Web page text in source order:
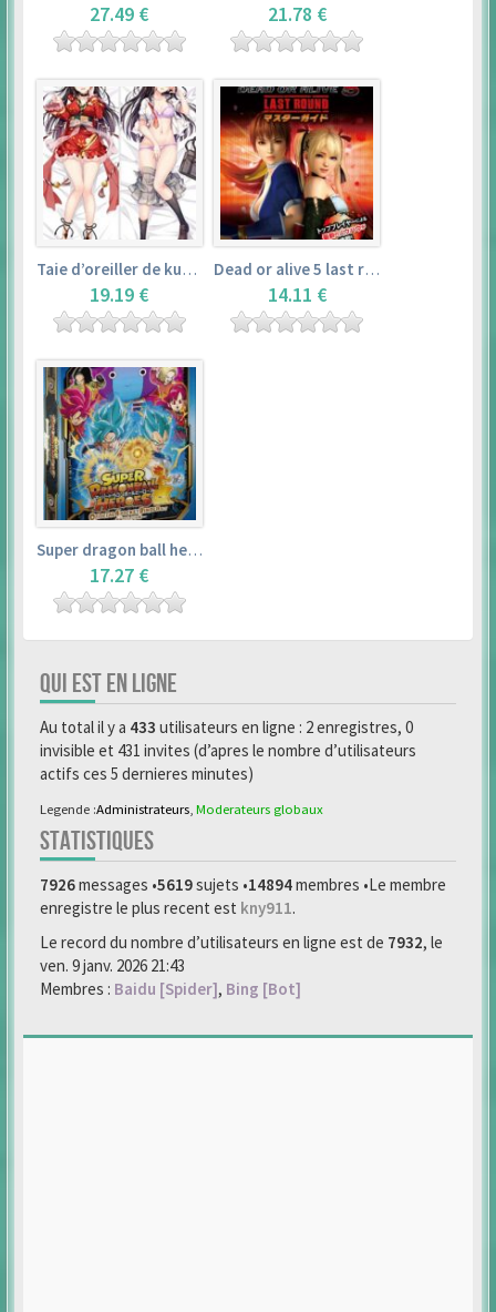
27.49 € 21.78 €
Taie d’oreiller de kurosawa dia (160x50cm) – love live! sunshine!!
19.19 €
Dead or alive 5 last round master guide
14.11 €
Super dragon ball heroes : official 4 pocket binder set
17.27 €
QUI EST EN LIGNE
Au total il y a 433 utilisateurs en ligne : 2 enregistres, 0
invisible et 431 invites (d’apres le nombre d’utilisateurs
actifs ces 5 dernieres minutes)
Legende :Administrateurs Moderateurs globaux
STATISTIQUES
7926messages •5619sujets •14894membres •Le membre
enregistre le plus recent est kny911.
Le record du nombre d’utilisateurs en ligne est de 7932, le
ven. 9 janv. 2026 21:43
Membres : Baidu [Spider], Bing [Bot]